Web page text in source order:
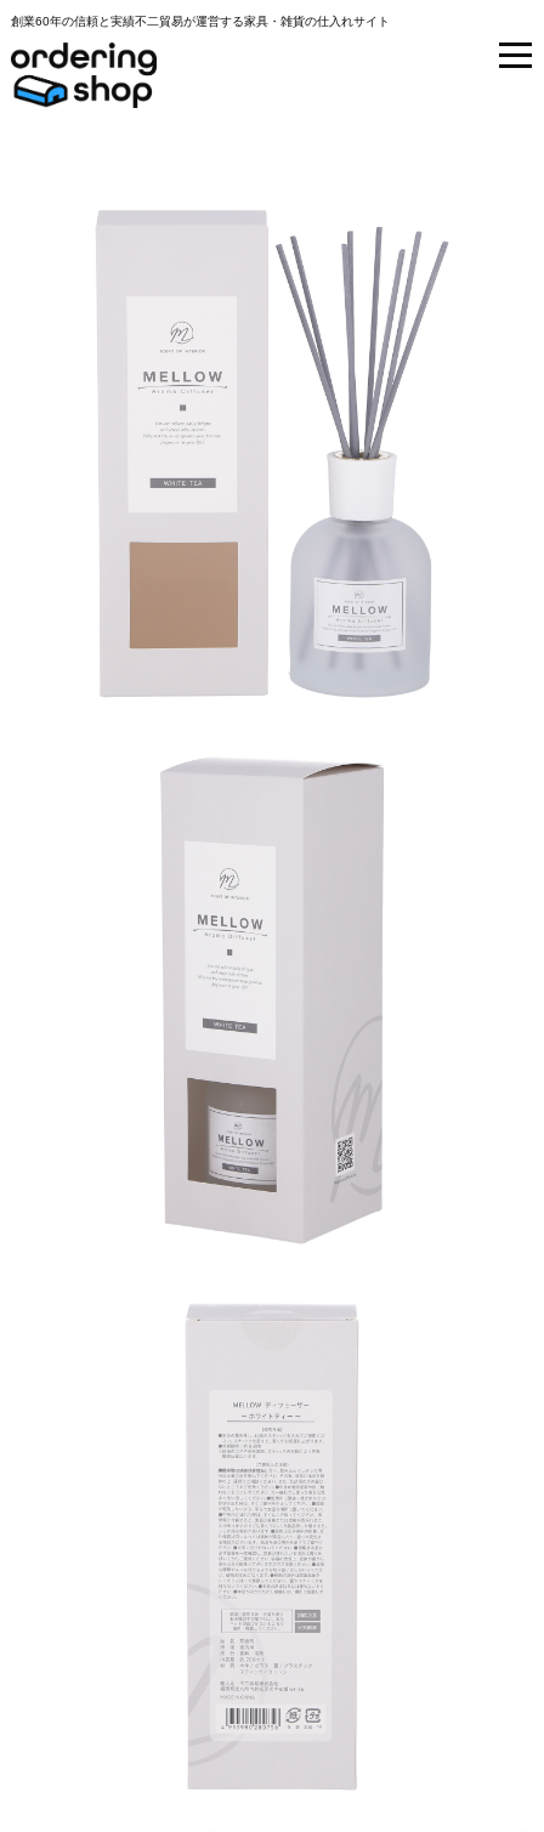
創業60年の信頼と実績不二貿易が運営する家具・雑貨の仕入れサイト